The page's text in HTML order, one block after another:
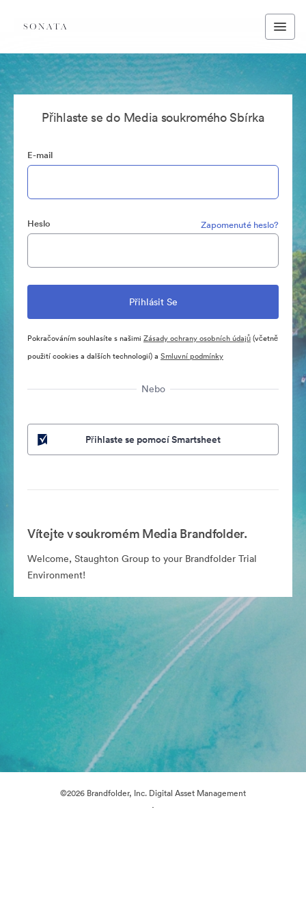
Přihlaste se do Media soukromého Sbírka
E-mail
Heslo Zapomenuté heslo?
Pokračováním souhlasíte s našimi Zásady ochrany osobních údajů(včetně
použití cookies a dalších technologií) a Smluvní podmínky
Nebo
Přihlaste se pomocí Smartsheet
Vítejte v soukromém Media Brandfolder.
Welcome, Staughton Group to your Brandfolder Trial
Environment!
©2026 Brandfolder, Inc. Digital Asset Management
·